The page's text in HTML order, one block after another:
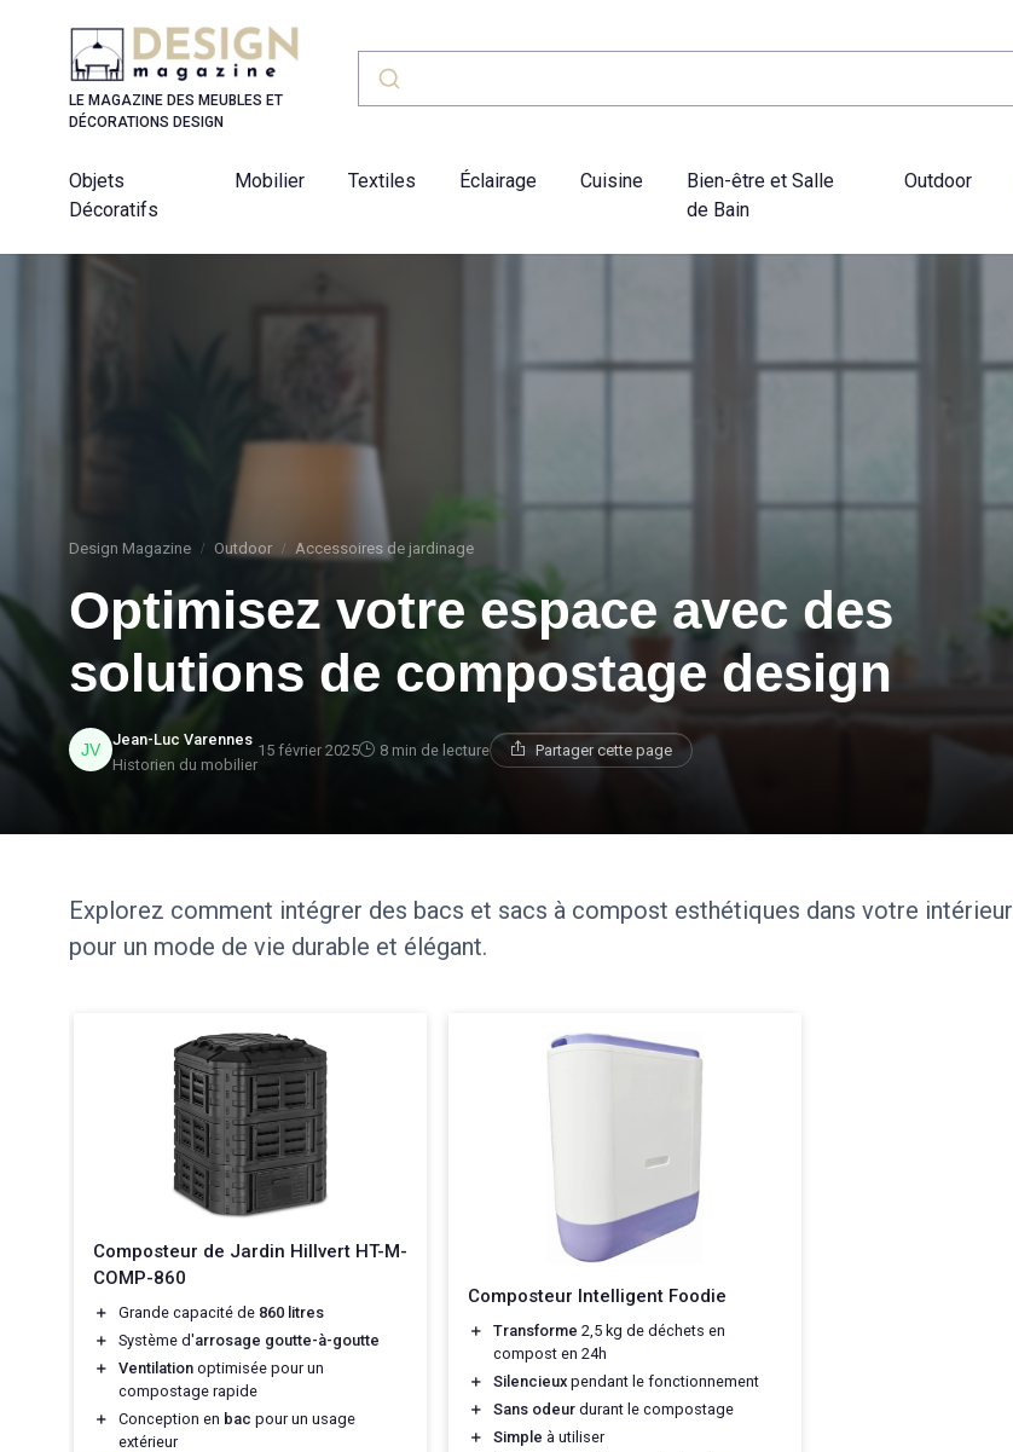
LE MAGAZINE DES MEUBLES ET
DÉCORATIONS DESIGN
Objets
Décoratifs
Mobilier Textiles Éclairage Cuisine
Bien-être et Salle
de Bain
Outdoor
Design Magazine Outdoor Accessoires de jardinage
Optimisez votre espace avec des
solutions de compostage design
Jean-Luc Varennes
Historien du mobilier
15 février 2025 8 min de lecture Partager cette page
Explorez comment intégrer des bacs et sacs à compost esthétiques dans votre intérieur
pour un mode de vie durable et élégant.
Composteur de Jardin Hillvert HT-M-
COMP-860
＋ Grande capacité de 860 litres
＋
Système d'arrosage goutte-à-goutte
＋
Ventilation optimisée pour un
compostage rapide
＋
Conception en bac pour un usage
extérieur
Composteur Intelligent Foodie
＋ Transforme 2,5 kg de déchets en
compost en 24h
＋
Silencieux pendant le fonctionnement
＋
Sans odeur durant le compostage
＋
Simple à utiliser